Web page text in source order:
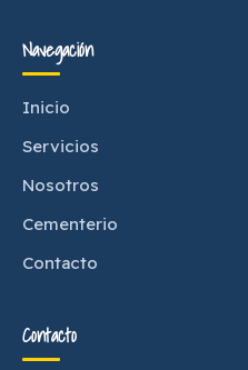
Navegación
Inicio
Servicios
Nosotros
Cementerio
Contacto
Contacto